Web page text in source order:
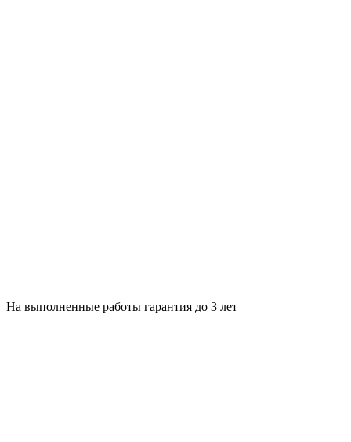
На выполненные работы гарантия до 3 лет